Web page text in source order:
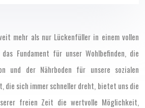
mehr als nur Lückenfüller in einem vollen
Fundament für unser Wohlbefinden, die
und der Nährboden für unsere sozialen
die sich immer schneller dreht, bietet uns die
freien Zeit die wertvolle Möglichkeit,